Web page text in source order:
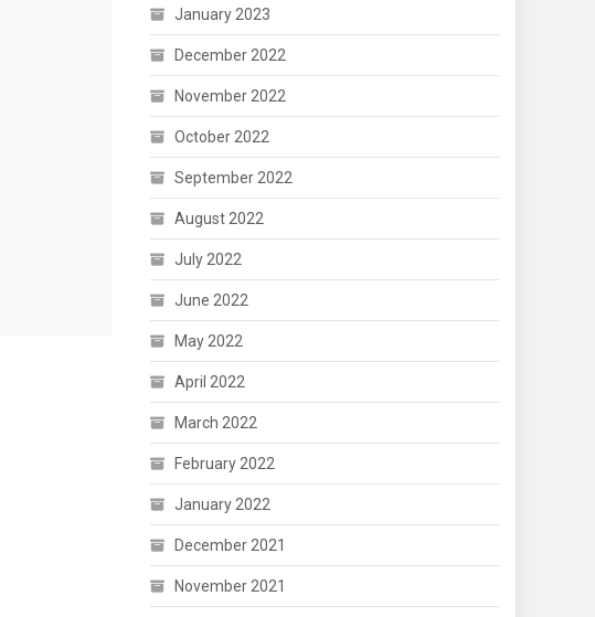
January 2023
December 2022
November 2022
October 2022
September 2022
August 2022
July 2022
June 2022
May 2022
April 2022
March 2022
February 2022
January 2022
December 2021
November 2021